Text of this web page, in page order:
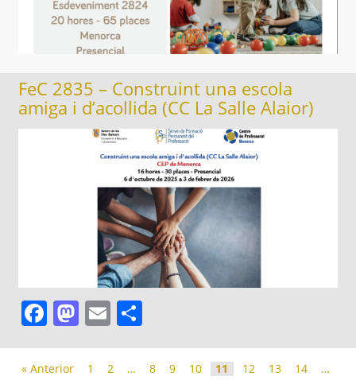
FeC 2835 – Construint una escola
amiga i d’acollida (CC La Salle Alaior)
Facebook
Mastodon
Email
« Anterior 1 2 … 8 9 10 11 12 13 14
…